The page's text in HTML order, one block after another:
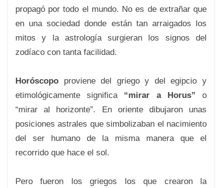
propagó por todo el mundo. No es de extrañar que
en una sociedad donde están tan arraigados los
mitos y la astrología surgieran los signos del
zodíaco con tanta facilidad.
Horóscopo proviene del griego y del egipcio y
etimológicamente significa “mirar a Horus” o
“mirar al horizonte”. En oriente dibujaron unas
posiciones astrales que simbolizaban el nacimiento
del ser humano de la misma manera que el
recorrido que hace el sol.
Pero fueron los griegos los que crearon la